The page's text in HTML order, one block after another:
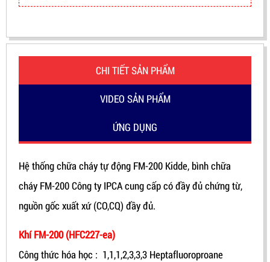
CHI TIẾT SẢN PHẨM
VIDEO SẢN PHẨM
ỨNG DỤNG
Hệ thống chữa cháy tự động FM-200 Kidde, bình chữa
cháy FM-200 Công ty IPCA cung cấp có đầy đủ chứng từ,
nguồn gốc xuất xứ (CO,CQ) đầy đủ.
Khí FM-200 (HFC227-ea)
Công thức hóa học : 1,1,1,2,3,3,3 Heptafluoroproane